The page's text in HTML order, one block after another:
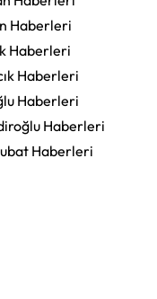
Haberleri
Haberleri
Haberleri
Haberleri
Haberleri
Haberleri